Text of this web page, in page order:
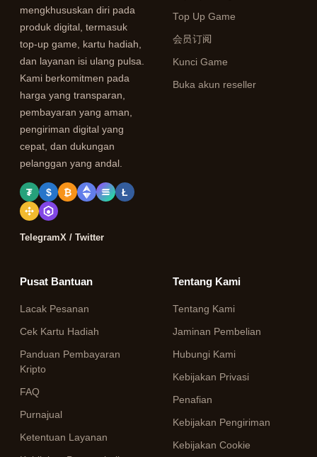
mengkhususkan diri pada
produk digital, termasuk
top-up game, kartu hadiah,
dan layanan isi ulang pulsa.
Kami berkomitmen pada
harga yang transparan,
pembayaran yang aman,
pengiriman digital yang
cepat, dan dukungan
pelanggan yang andal.
₮ $ ₿ Ł
TelegramX / Twitter
Top Up Game
会员订阅
Kunci Game
Buka akun reseller
Pusat Bantuan
Lacak Pesanan
Cek Kartu Hadiah
Panduan Pembayaran
Kripto
FAQ
Purnajual
Ketentuan Layanan
Tentang Kami
Tentang Kami
Jaminan Pembelian
Hubungi Kami
Kebijakan Privasi
Penafian
Kebijakan Pengiriman
Kebijakan Cookie